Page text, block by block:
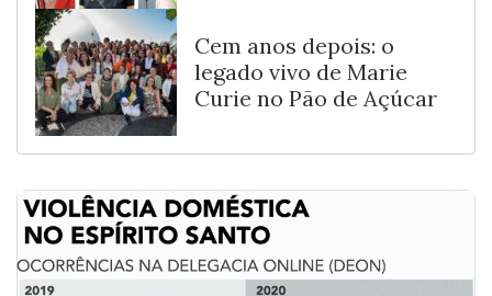
Cem anos depois: o
legado vivo de Marie
Curie no Pão de Açúcar